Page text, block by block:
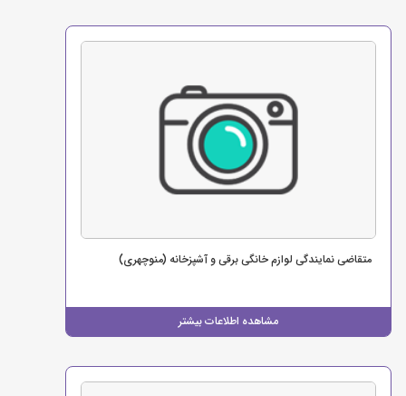
مشاهده اطلاعات بیشتر
متقاضی نمایندگی لوازم خانگی برقی و آشپزخانه (منوچهری)